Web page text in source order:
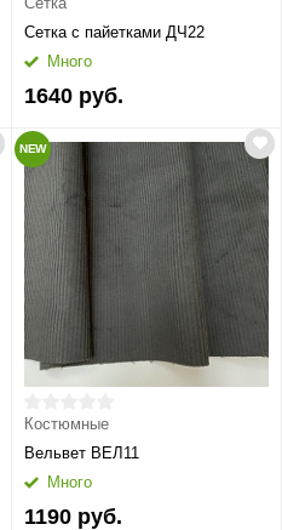
Сетка с пайетками ДЧ22
Много
1640 руб.
NEW
Костюмные
Вельвет ВЕЛ11
Много
1190 руб.